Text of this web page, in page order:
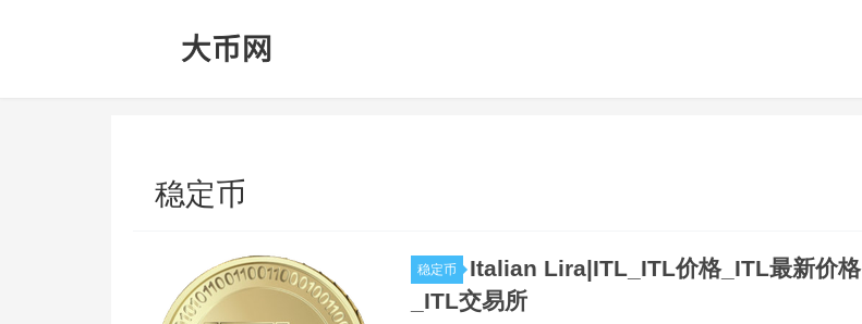
稳定币
稳定币
Italian Lira|ITL_ITL价格_ITL最新价格
_ITL交易所